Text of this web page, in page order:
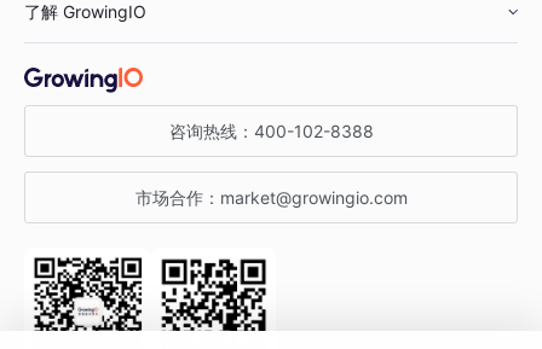
汽车行业
金融行业
智能运营
获客分析
增长公开课
增长博客
开发者文档
SDK 文档
了解 GrowingIO
关于 GrowingIO
增长大会
行业活动
咨询热线： 400-102-8388
市场合作： market@growingio.com